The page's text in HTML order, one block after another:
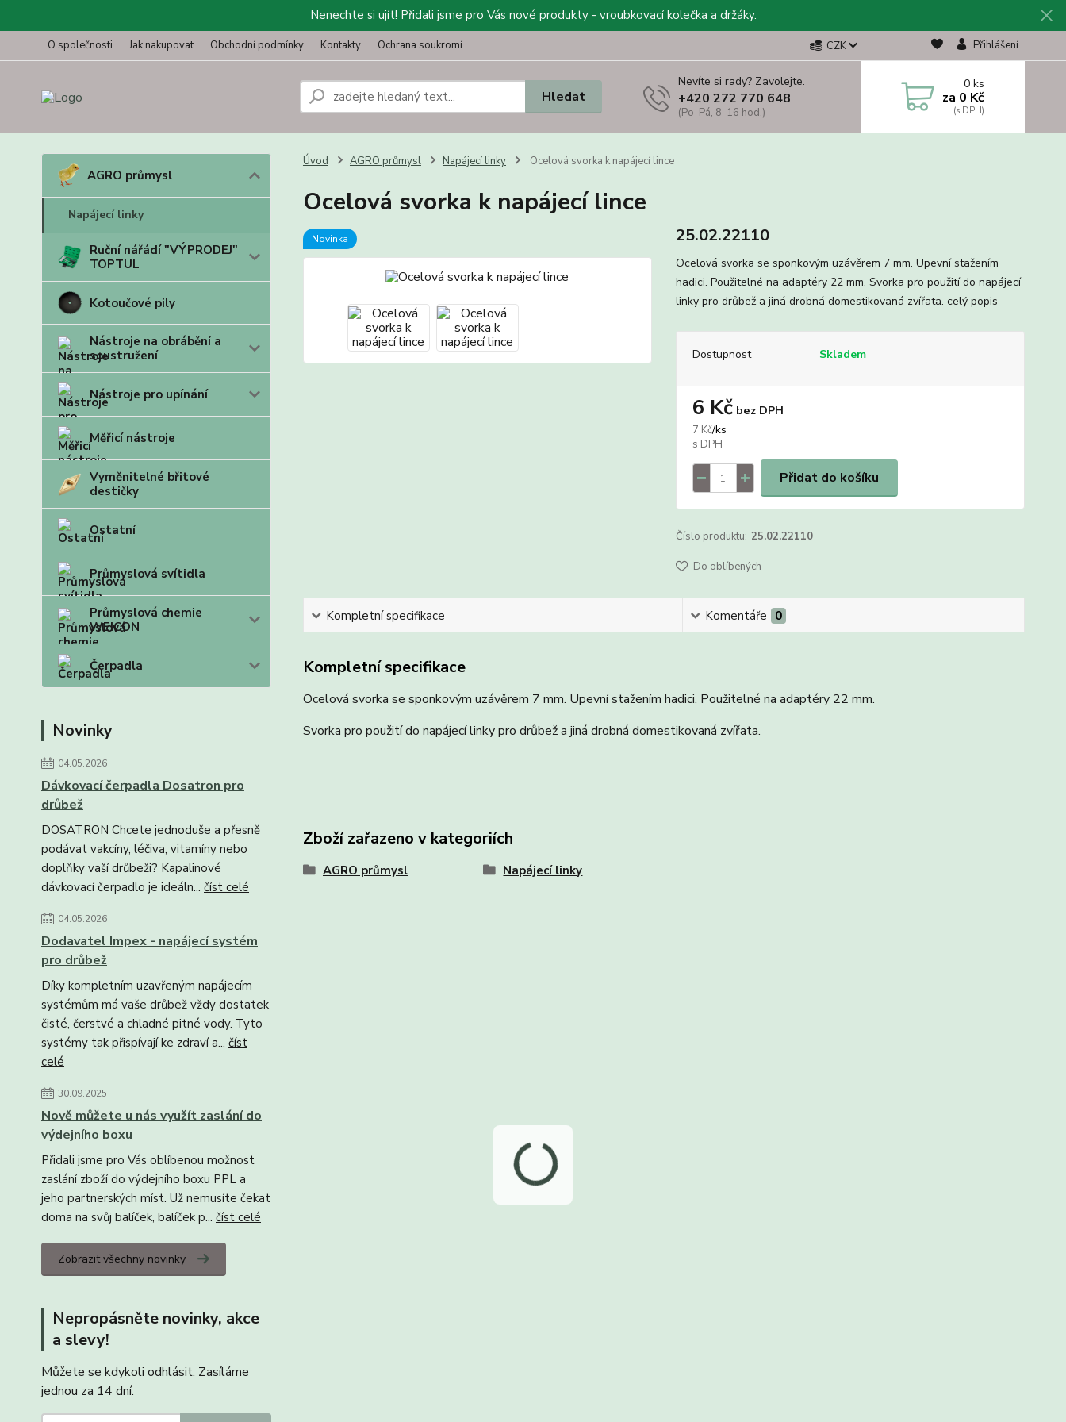
Nenechte si ujít! Přidali jsme pro Vás nové produkty - vroubkovací kolečka a držáky.
O společnosti Jak nakupovat Obchodní podmínky Kontakty Ochrana soukromí CZK Přihlášení
Hledat
Nevíte si rady? Zavolejte.
+420 272 770 648
(Po-Pá, 8-16 hod.)
0ks
za 0 Kč
AGRO průmysl
Napájecí linky
Ruční nářádí "VÝPRODEJ"
TOPTUL
Kotoučové pily
Nástroje na obrábění a
soustružení
Nástroje pro upínání
Měřicí nástroje
Vyměnitelné břitové
destičky
Ostatní
Průmyslová svítidla
Průmyslová chemie
WEICON
Čerpadla
Novinky
04.05.2026
Dávkovací čerpadla Dosatron pro
drůbež
DOSATRON Chcete jednoduše a přesně
podávat vakcíny, léčiva, vitamíny nebo
doplňky vaší drůbeži? Kapalinové
dávkovací čerpadlo je ideáln... číst celé
04.05.2026
Dodavatel Impex - napájecí systém
pro drůbež
Díky kompletním uzavřeným napájecím
systémům má vaše drůbež vždy dostatek
čisté, čerstvé a chladné pitné vody. Tyto
systémy tak přispívají ke zdraví a... číst
celé
30.09.2025
Nově můžete u nás využít zaslání do
výdejního boxu
Přidali jsme pro Vás oblíbenou možnost
zaslání zboží do výdejního boxu PPL a
jeho partnerských míst. Už nemusíte čekat
doma na svůj balíček, balíček p... číst celé
Zobrazit všechny novinky
Nepropásněte novinky, akce
a slevy!
Můžete se kdykoli odhlásit. Zasíláme
jednou za 14 dní.
Úvod AGRO průmysl Napájecí linky Ocelová svorka k napájecí lince
Ocelová svorka k napájecí lince
Novinka 25.02.22110
Ocelová svorka se sponkovým uzávěrem 7 mm. Upevní stažením
hadici. Použitelné na adaptéry 22 mm. Svorka pro použití do napájecí
linky pro drůbež a jiná drobná domestikovaná zvířata. celý popis
Dostupnost Skladem
7 Kč/ks
6 Kč bez DPH
Přidat do košíku
Číslo produktu: 25.02.22110
Do oblíbených
Kompletní specifikace Komentáře 0
Kompletní specifikace
Ocelová svorka se sponkovým uzávěrem 7 mm. Upevní stažením hadici. Použitelné na adaptéry 22 mm.
Svorka pro použití do napájecí linky pro drůbež a jiná drobná domestikovaná zvířata.
Zboží zařazeno v kategoriích
AGRO průmysl Napájecí linky